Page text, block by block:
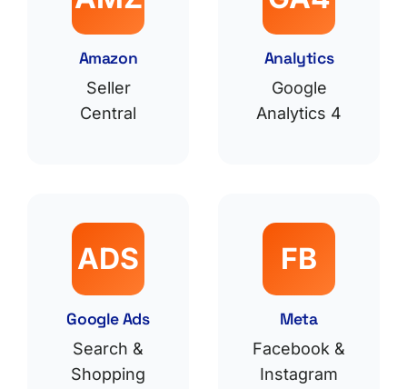
Amazon
Seller
Central
Analytics
Google
Analytics 4
ADS
Google Ads
Search &
Shopping
FB
Meta
Facebook &
Instagram